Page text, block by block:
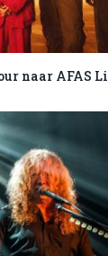
naar AFAS